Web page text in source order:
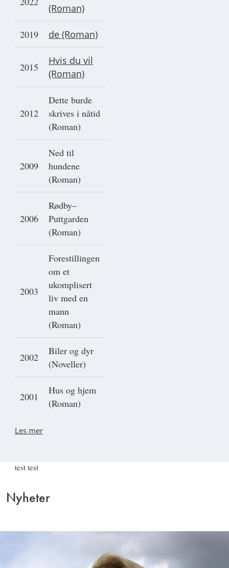
(Roman)
2019 de (Roman)
2015
Hvis du vil
(Roman)
2012
Dette burde
skrives i nåtid
(Roman)
2009
Ned til
hundene
(Roman)
2006
Rødby–
Puttgarden
(Roman)
2003
Forestillingen
om et
ukomplisert
liv med en
mann
(Roman)
2002
Biler og dyr
(Noveller)
2001
Hus og hjem
(Roman)
Les mer
test test
Nyheter